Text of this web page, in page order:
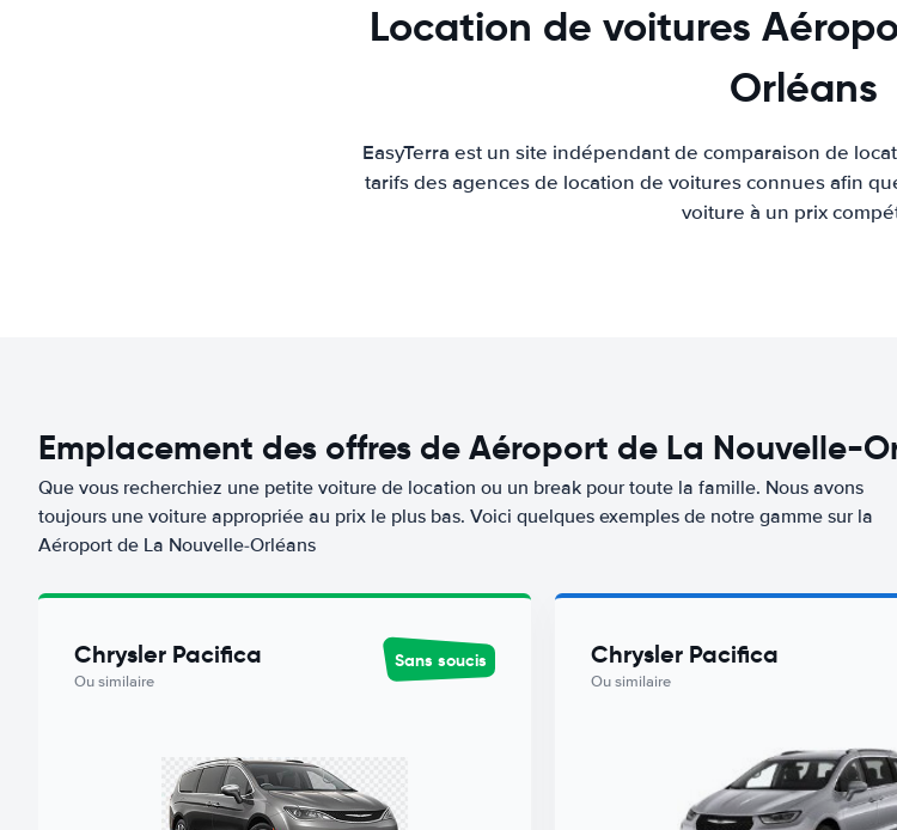
Location de voitures
Orléans
EasyTerra est un site indépendant de comparaison de
tarifs des agences de location de voitures connues afin
voiture à un prix
Emplacement des offres de Aéroport de La Nouvelle-
Que vous recherchiez une petite voiture de location ou un break pour toute la famille. Nous avons
toujours une voiture appropriée au prix le plus bas. Voici quelques exemples de notre gamme sur la
Aéroport de La Nouvelle-Orléans
Chrysler Pacifica
Ou similaire
Sans soucis Chrysler Pacifica
Ou similaire